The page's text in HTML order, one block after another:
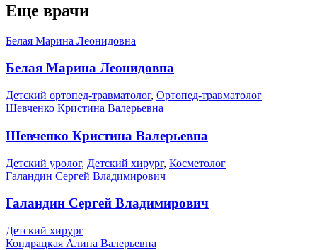
Еще врачи
Белая Марина Леонидовна
Белая Марина Леонидовна
Детский ортопед-травматолог, Ортопед-травматолог
Шевченко Кристина Валерьевна
Шевченко Кристина Валерьевна
Детский уролог, Детский хирург, Косметолог
Галандин Сергей Владимирович
Галандин Сергей Владимирович
Детский хирург
Кондрацкая Алина Валерьевна